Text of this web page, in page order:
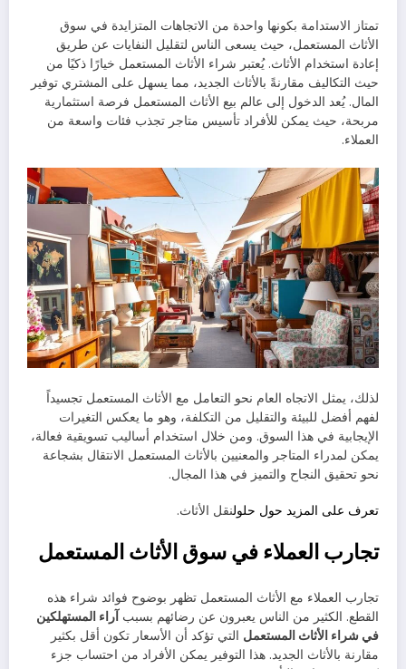
تمتاز الاستدامة بكونها واحدة من الاتجاهات المتزايدة في سوق
الأثاث المستعمل، حيث يسعى الناس لتقليل النفايات عن طريق
إعادة استخدام الأثاث. يُعتبر شراء الأثاث المستعمل خيارًا ذكيًا من
حيث التكاليف مقارنةً بالأثاث الجديد، مما يسهل على المشتري توفير
المال. يُعد الدخول إلى عالم بيع الأثاث المستعمل فرصة استثمارية
مربحة، حيث يمكن للأفراد تأسيس متاجر تجذب فئات واسعة من
العملاء.
لذلك، يمثل الاتجاه العام نحو التعامل مع الأثاث المستعمل تجسيداً
لفهم أفضل للبيئة والتقليل من التكلفة، وهو ما يعكس التغيرات
الإيجابية في هذا السوق. ومن خلال استخدام أساليب تسويقية فعالة،
يمكن لمدراء المتاجر والمعنيين بالأثاث المستعمل الانتقال بشجاعة
نحو تحقيق النجاح والتميز في هذا المجال.
تعرف على المزيد حول حلولنقل الأثاث.
تجارب العملاء في سوق الأثاث المستعمل
تجارب العملاء مع الأثاث المستعمل تظهر بوضوح فوائد شراء هذه
القطع. الكثير من الناس يعبرون عن رضائهم بسبب آراء المستهلكين
في شراء الأثاث المستعمل التي تؤكد أن الأسعار تكون أقل بكثير
مقارنة بالأثاث الجديد. هذا التوفير يمكن الأفراد من احتساب جزء